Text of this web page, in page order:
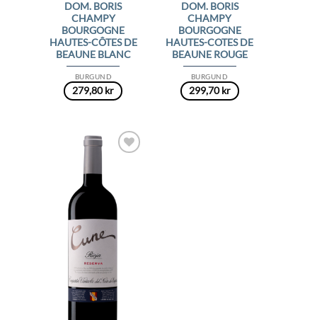
BURGUND
DOM. BORIS
CHAMPY
BOURGOGNE
HAUTES-CÔTES DE
BEAUNE BLANC
279,80kr
BURGUND
DOM. BORIS
CHAMPY
BOURGOGNE
HAUTES-COTES DE
BEAUNE ROUGE
299,70kr